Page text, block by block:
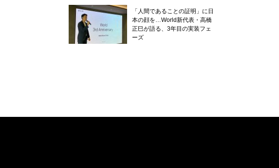
「人間であることの証明」に日
本の顔を…World新代表・高橋
正巳が語る、3年目の実装フェ
ーズ